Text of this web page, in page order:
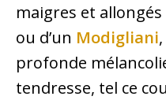
maigres et allongés
ou d’un Modigliani
profonde
tendresse, tel ce